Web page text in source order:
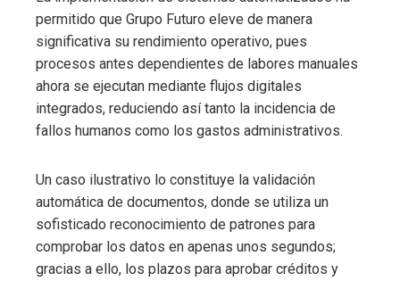
permitido que Grupo Futuro eleve de manera
significativa su rendimiento operativo, pues
procesos antes dependientes de labores manuales
ahora se ejecutan mediante flujos digitales
integrados, reduciendo así tanto la incidencia de
fallos humanos como los gastos administrativos.
Un caso ilustrativo lo constituye la validación
automática de documentos, donde se utiliza un
sofisticado reconocimiento de patrones para
comprobar los datos en apenas unos segundos;
gracias a ello, los plazos para aprobar créditos y